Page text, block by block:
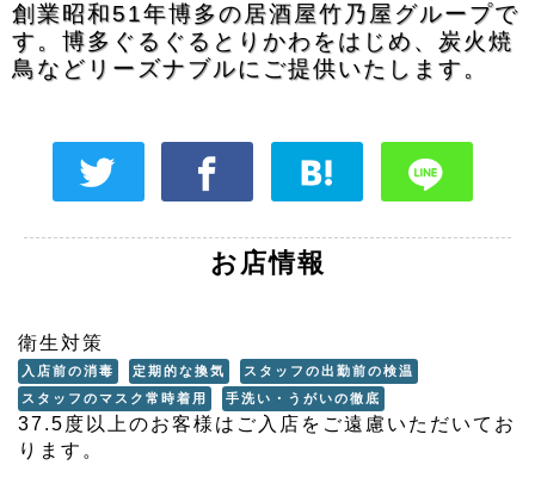
創業昭和51年博多の居酒屋竹乃屋グループで
す。博多ぐるぐるとりかわをはじめ、炭火焼
鳥などリーズナブルにご提供いたします。
お店情報
衛生対策
入店前の消毒 定期的な換気
スタッフの出勤前の検温
スタッフのマスク常時着用
手洗い・うがいの徹底
37.5度以上のお客様はご入店をご遠慮いただいてお
ります。